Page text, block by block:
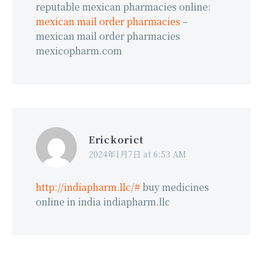
reputable mexican pharmacies online:
mexican mail order pharmacies –
mexican mail order pharmacies
mexicopharm.com
Erickorict
2024年1月7日 at 6:53 AM
http://indiapharm.llc/# buy medicines
online in india indiapharm.llc